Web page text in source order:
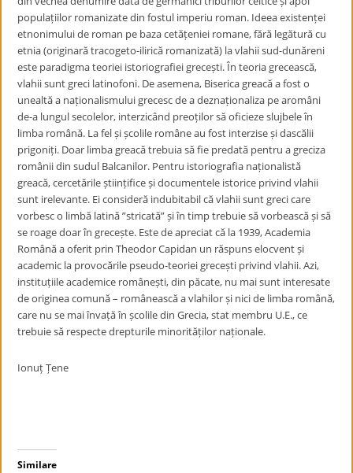
populațiilor romanizate din fostul imperiu roman. Ideea existenței
etnonimului de roman pe baza cetățeniei romane, fără legătură cu
etnia (originară tracogeto-ilirică romanizată) la vlahii sud-dunăreni
este paradigma teoriei istoriografiei grecești. În teoria grecească,
vlahii sunt greci latinofoni. De asemena, Biserica greacă a fost o
unealtă a naționalismului grecesc de a deznaționaliza pe aromâni
de-a lungul secolelor, interzicând preoților să oficieze slujbele în
limba română. La fel și școlile române au fost interzise și dascălii
prigoniți. Doar limba greacă trebuia să fie predată pentru a greciza
românii din sudul Balcanilor. Pentru istoriografia naționalistă
greacă, cercetările științifice și documentele istorice privind vlahii
sunt irelevante. Ei consideră indubitabil că vlahii sunt greci care
vorbesc o limbă latină ”stricată” și în timp trebuie să vorbească și să
se roage doar în grecește. Este de apreciat că la 1939, Academia
Română a oferit prin Theodor Capidan un răspuns elocvent și
academic la provocările pseudo-teoriei grecești privind vlahii. Azi,
instituțiile academice românești, din păcate, nu mai sunt interesate
de originea comună – românească a vlahilor și nici de limba română,
care nu se mai învață în școlile din Grecia, stat membru U.E., ce
trebuie să respecte drepturile minorităților naționale.
Ionuț Țene
Similare